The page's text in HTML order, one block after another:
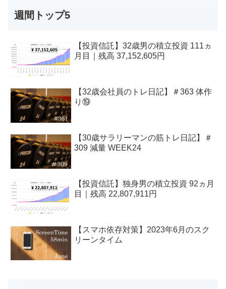
週間トップ5
【投資信託】32歳男の積立投資 111ヵ
月目｜残高 37,152,605円
【32歳会社員のトレ日記】＃363 体作
り⑲
【30歳サラリーマンの筋トレ日記】＃
309 減量 WEEK24
【投資信託】独身男の積立投資 92ヵ月
目｜残高 22,807,911円
【スマホ依存対策】2023年6月のスク
リーンタイム